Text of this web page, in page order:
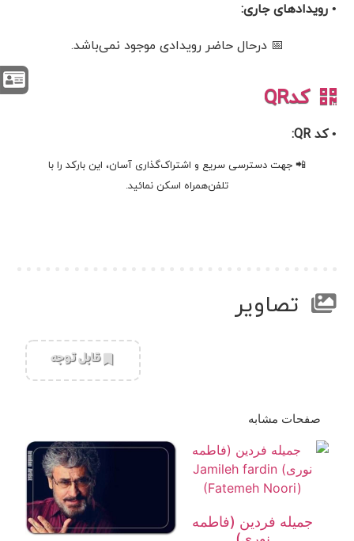
• رویدادهای جاری:
📅 درحال حاضر رویدادی موجود نمی‌باشد.
کدQR
• کد QR:
📲 جهت دسترسی سریع و اشتراک‌گذاری آسان، این بارکد را با
تلفن‌همراه اسکن نمائید.
تصاویر
‌قابل توجه
صفحات مشابه
جمیله فردین (فاطمه